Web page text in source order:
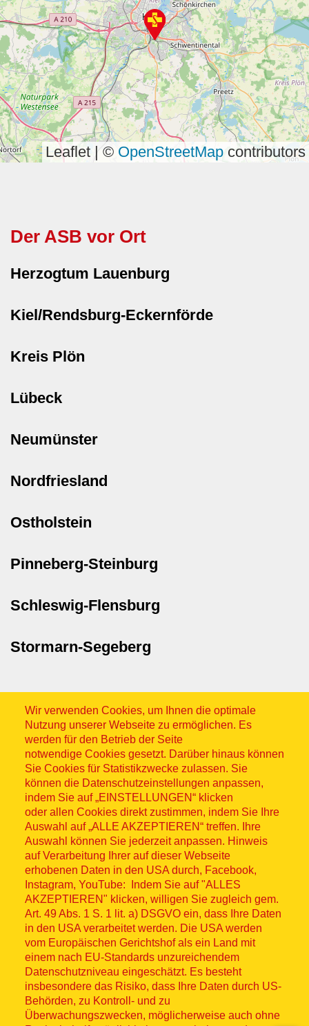
Leaflet | © OpenStreetMap contributors
Der ASB vor Ort
Herzogtum Lauenburg
Kiel/Rendsburg-Eckernförde
Kreis Plön
Lübeck
Neumünster
Nordfriesland
Ostholstein
Pinneberg-Steinburg
Schleswig-Flensburg
Stormarn-Segeberg
Wir verwenden Cookies, um Ihnen die optimale
Nutzung unserer Webseite zu ermöglichen. Es
werden für den Betrieb der Seite
notwendige Cookies gesetzt. Darüber hinaus können
Sie Cookies für Statistikzwecke zulassen. Sie
können die Datenschutzeinstellungen anpassen,
indem Sie auf „EINSTELLUNGEN“ klicken
oder allen Cookies direkt zustimmen, indem Sie Ihre
Auswahl auf „ALLE AKZEPTIEREN“ treffen. Ihre
Auswahl können Sie jederzeit anpassen. Hinweis
auf Verarbeitung Ihrer auf dieser Webseite
erhobenen Daten in den USA durch, Facebook,
Instagram, YouTube: Indem Sie auf "ALLES
AKZEPTIEREN" klicken, willigen Sie zugleich gem.
Art. 49 Abs. 1 S. 1 lit. a) DSGVO ein, dass Ihre Daten
in den USA verarbeitet werden. Die USA werden
vom Europäischen Gerichtshof als ein Land mit
einem nach EU-Standards unzureichendem
Datenschutzniveau eingeschätzt. Es besteht
insbesondere das Risiko, dass Ihre Daten durch US-
Behörden, zu Kontroll- und zu
Überwachungszwecken, möglicherweise auch ohne
Sitemap
© ASB 2026
Fußzeilenmenü
Impressum
Datenschutz
Kontakt
Hinweisgebersystem
Lieferkette